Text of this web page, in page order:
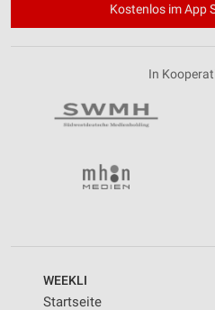
Kostenlos im App
In
WEEKLI
Startseite